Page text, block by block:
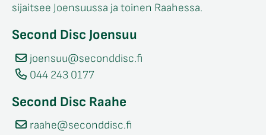
sijaitsee Joensuussa ja toinen Raahessa.
Second Disc Joensuu
joensuu@seconddisc.fi
044 243 0177
Second Disc Raahe
raahe@seconddisc.fi